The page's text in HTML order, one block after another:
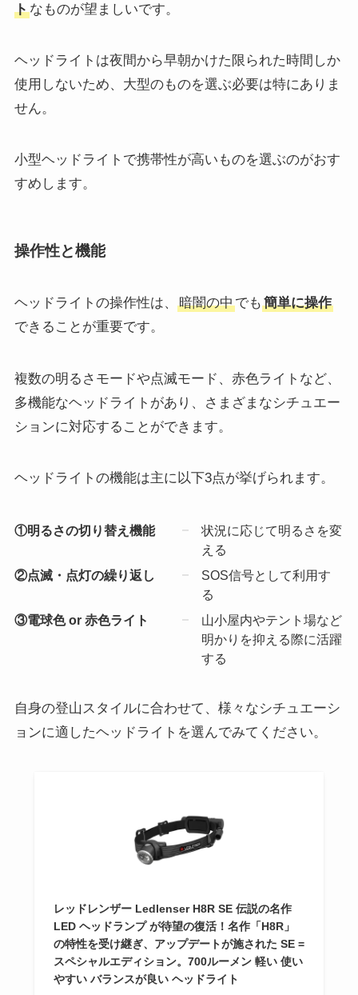
トなものが望ましいです。
ヘッドライトは夜間から早朝かけた限られた時間しか
使用しないため、大型のものを選ぶ必要は特にありま
せん。
小型ヘッドライトで携帯性が高いものを選ぶのがおす
すめします。
操作性と機能
ヘッドライトの操作性は、 暗闇の中でも 簡単に操作
できる こと が重要です。
複数の明るさモードや点滅モード、赤色ライトなど、
多機能なヘッドライトがあり、さまざまなシチュエー
ションに対応することができます。
ヘッドライトの機能は主に以下3点が挙げられます。
①明るさの切り替え機能
状況に応じて明るさを変
える
②点滅・点灯の繰り返し
SOS信号として利用す
る
③電球色 or 赤色ライト
山小屋内やテント場など
明かりを抑える際に活躍
する
自身の登山スタイルに合わせて、様々なシチュエーシ
ョンに適したヘッドライトを選んでみてください。
レッドレンザー Ledlenser H8R SE 伝説の名作
LED ヘッドランプ が待望の復活！名作「H8R」
の特性を受け継ぎ、アップデートが施された SE =
スペシャルエディション。700ルーメン 軽い 使い
やすい バランスが良い ヘッドライト